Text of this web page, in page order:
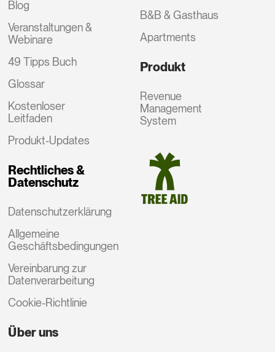
Blog
Veranstaltungen &
Webinare
49 Tipps Buch
Glossar
Kostenloser
Leitfaden
Produkt-Updates
Rechtliches &
Datenschutz
Datenschutzerklärung
Allgemeine
Geschäftsbedingungen
Vereinbarung zur
Datenverarbeitung
Cookie-Richtlinie
B&B & Gasthaus
Apartments
Produkt
Revenue
Management
System
Über uns